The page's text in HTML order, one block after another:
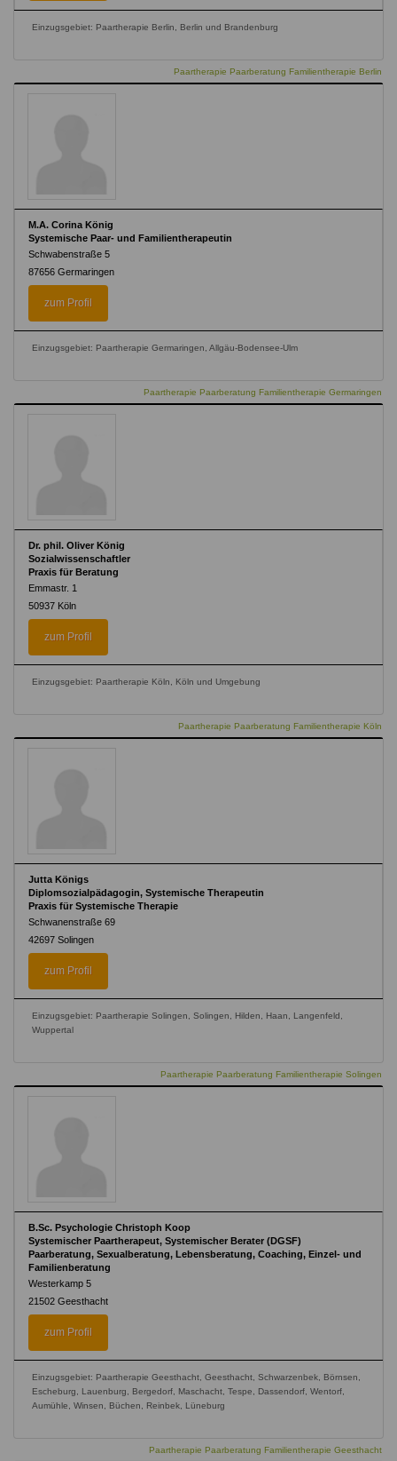
Einzugsgebiet: Paartherapie Berlin, Berlin und Brandenburg
Paartherapie Paarberatung Familientherapie Berlin
M.A. Corina König
Systemische Paar- und Familientherapeutin
Schwabenstraße 5
87656 Germaringen
zum Profil
Einzugsgebiet: Paartherapie Germaringen, Allgäu-Bodensee-Ulm
Paartherapie Paarberatung Familientherapie Germaringen
Dr. phil. Oliver König
Sozialwissenschaftler
Praxis für Beratung
Emmastr. 1
50937 Köln
zum Profil
Einzugsgebiet: Paartherapie Köln, Köln und Umgebung
Paartherapie Paarberatung Familientherapie Köln
Jutta Königs
Diplomsozialpädagogin, Systemische Therapeutin
Praxis für Systemische Therapie
Schwanenstraße 69
42697 Solingen
zum Profil
Einzugsgebiet: Paartherapie Solingen, Solingen, Hilden, Haan, Langenfeld,
Wuppertal
Paartherapie Paarberatung Familientherapie Solingen
B.Sc. Psychologie Christoph Koop
Systemischer Paartherapeut, Systemischer Berater (DGSF)
Paarberatung, Sexualberatung, Lebensberatung, Coaching, Einzel- und
Familienberatung
Westerkamp 5
21502 Geesthacht
zum Profil
Einzugsgebiet: Paartherapie Geesthacht, Geesthacht, Schwarzenbek, Börnsen,
Escheburg, Lauenburg, Bergedorf, Maschacht, Tespe, Dassendorf, Wentorf,
Aumühle, Winsen, Büchen, Reinbek, Lüneburg
Paartherapie Paarberatung Familientherapie Geesthacht